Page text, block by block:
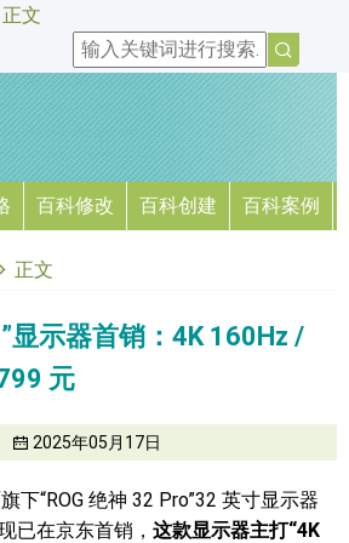
正文
百科修改 百科创建 百科案例
正文
显示器首销：4K 160Hz /
元
2025年05月17日
下“ROG 绝神 32 Pro”32 英寸显示器
已在京东首销， 这款显示器主打“4K